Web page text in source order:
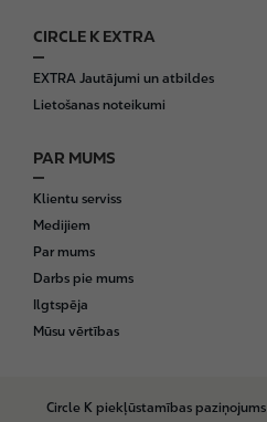
CIRCLE K EXTRA
EXTRA Jautājumi un atbildes
Lietošanas noteikumi
PAR MUMS
Klientu serviss
Medijiem
Par mums
Darbs pie mums
Ilgtspēja
Mūsu vērtības
Circle K piekļūstamības paziņojums